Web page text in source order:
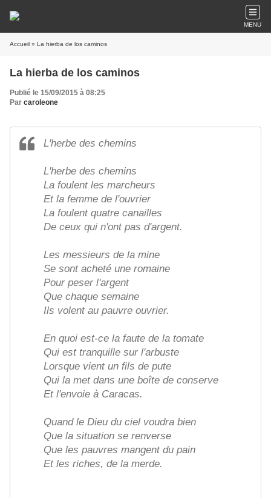
MENU
Accueil » La hierba de los caminos
La hierba de los caminos
Publié le 15/09/2015 à 08:25
Par caroleone
L'herbe des chemins
L'herbe des chemins
La foulent les marcheurs
Et la femme de l'ouvrier
La foulent quatre canailles
De ceux qui n'ont pas d'argent.
Les messieurs de la mine
Se sont acheté une romaine
Pour peser l'argent
Que chaque semaine
Ils volent au pauvre ouvrier.
En quoi est-ce la faute de la tomate
Qui est tranquille sur l'arbuste
Lorsque vient un fils de pute
Qui la met dans une boîte de conserve
Et l'envoie à Caracas.
Quand le Dieu du ciel voudra bien
Que la situation se renverse
Que les pauvres mangent du pain
Et les riches, de la merde.